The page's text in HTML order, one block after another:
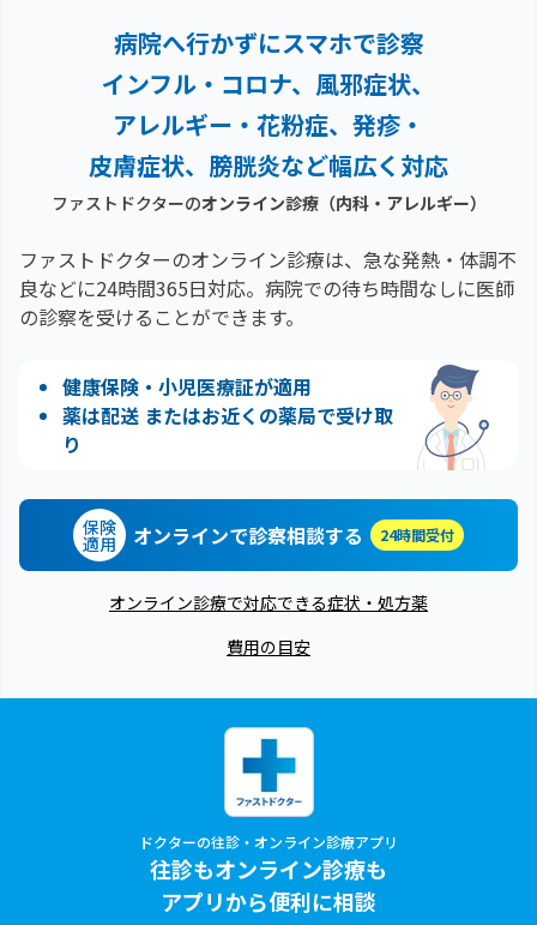
病院へ行かずにスマホで診察
インフル・コロナ、風邪症状、
アレルギー・花粉症、 発疹・
皮膚症状、膀胱炎など幅広く対応
ファストドクターのオンライン診療（内科・アレルギー）
ファストドクターのオンライン診療は、急な発熱・体調不
良などに24時間365日対応。 病院での待ち時間なしに医師
の診察を受けることができます。
健康保険・小児医療証が適用
薬は配送 またはお近くの薬局で受け取
り
保険
適用 オンラインで診察相談する 24時間受付
オンライン診療で対応できる症状・処方薬
費用の目安
ドクターの往診・オンライン診療アプリ
往診もオンライン診療も
アプリから便利に相談